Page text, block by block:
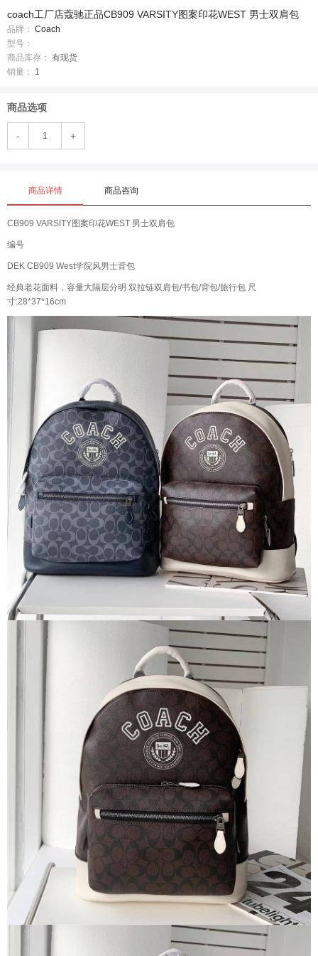
coach工厂店蔻驰正品CB909 VARSITY图案印花WEST 男士双肩包
品牌： Coach
型号：
商品库存： 有现货
销量：
1
商品选项
- +
商品详情 商品咨询
CB909 VARSITY图案印花WEST 男士双肩包
编号
DEK CB909 West学院风男士背包
经典老花面料，容量大隔层分明 双拉链双肩包/书包/背包/旅行包 尺
寸:28*37*16cm